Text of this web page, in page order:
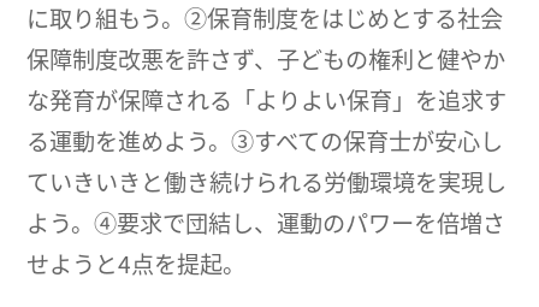
に取り組もう。②保育制度をはじめとする社会
保障制度改悪を許さず、子どもの権利と健やか
な発育が保障される「よりよい保育」を追求す
る運動を進めよう。③すべての保育士が安心し
ていきいきと働き続けられる労働環境を実現し
よう。④要求で団結し、運動のパワーを倍増さ
せようと4点を提起。